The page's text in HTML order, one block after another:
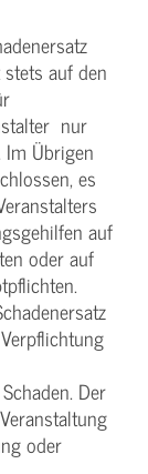
auf den
nur
Übrigen
es
auf
oder auf
Der
oder